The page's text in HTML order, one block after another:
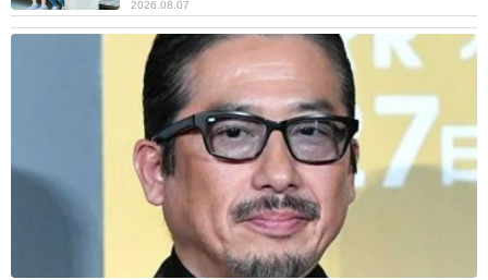
ます。
「危険なものは置かない。猫の生態に合わせて生活するよ
うになりました」
しつけに悩むこともありますが、それも含めて大切な時間
になっています。
2026.08.07